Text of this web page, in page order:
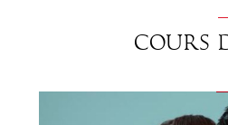
Cours